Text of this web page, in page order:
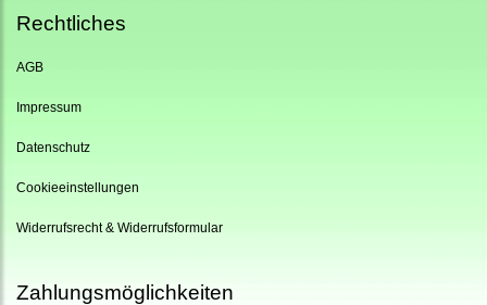
Rechtliches
AGB
Impressum
Datenschutz
Cookieeinstellungen
Widerrufsrecht & Widerrufsformular
Zahlungsmöglichkeiten